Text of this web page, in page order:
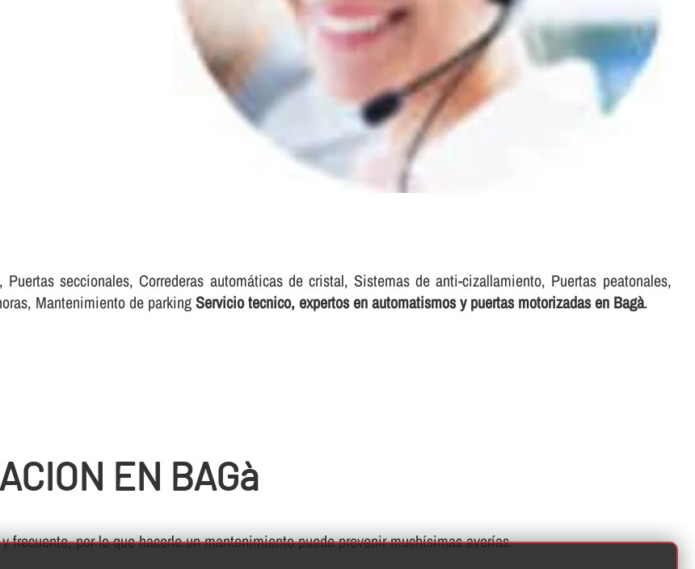
seccionales, Correderas automáticas de cristal, Sistemas de anti-cizallamiento, Puertas peatonales,
Mantenimiento de parkingServicio tecnico, expertos en automatismos y puertas motorizadas en Bagà.
EN BAGà
frecuente, por lo que hacerle un mantenimiento puede prevenir muchí­simas averí­as.